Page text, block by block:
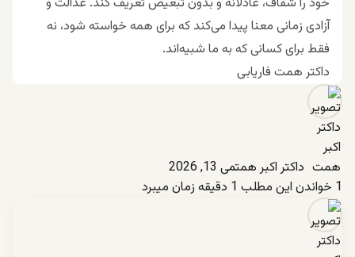
آزادی زمانی معنا پیدا می‌کند که برای همه خواسته شود، نه
فقط برای کسانی که به ما شبیه‌اند.
داکتر همت فاریابی
داکتر اکبر همتمی 13, 2026
1 خواندن این مطلب 1 دقیقه زمان میبرد